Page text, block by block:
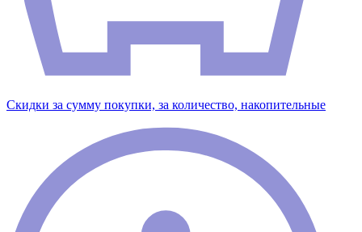
Скидки за сумму покупки, за количество, накопительные